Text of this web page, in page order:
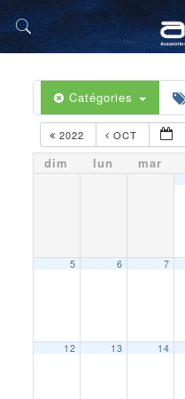
Catégories
2022 OCT
dim lun mar
5 6 7
12 13 14